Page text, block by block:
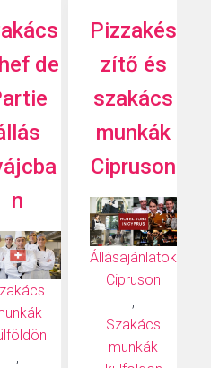
de
n
,
Pizzakés
zítő és
szakács
munkák
Cipruson
Állásajánlatok
Cipruson
,
Szakács
munkák